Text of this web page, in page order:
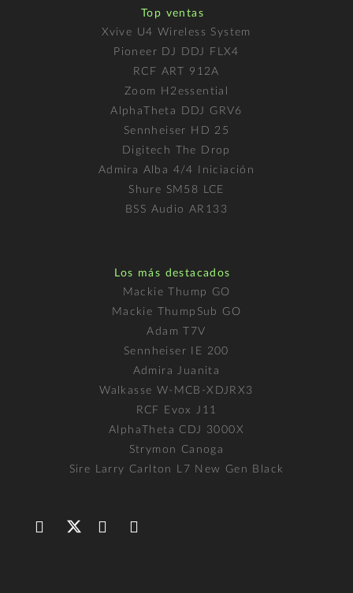
Top ventas
Xvive U4 Wireless System
Pioneer DJ DDJ FLX4
RCF ART 912A
Zoom H2essential
AlphaTheta DDJ GRV6
Sennheiser HD 25
Digitech The Drop
Admira Alba 4/4 Iniciación
Shure SM58 LCE
BSS Audio AR133
Los más destacados
Mackie Thump GO
Mackie ThumpSub GO
Adam T7V
Sennheiser IE 200
Admira Juanita
Walkasse W-MCB-XDJRX3
RCF Evox J11
AlphaTheta CDJ 3000X
Strymon Canoga
Sire Larry Carlton L7 New Gen Black